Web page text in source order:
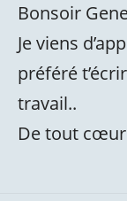
Bonsoir
Je viens
préféré
travail..
De tout cœur